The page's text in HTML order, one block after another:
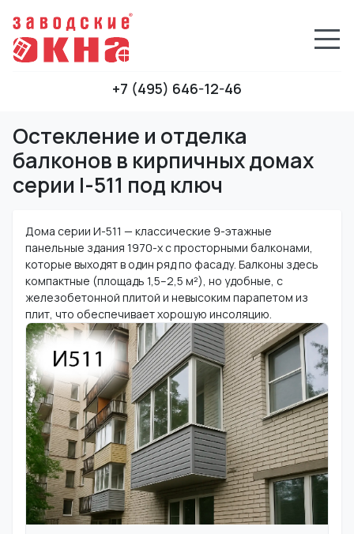
+7 (495) 646-12-46
Остекление и отделка
балконов в кирпичных домах
серии I-511 под ключ
Дома серии И-511 — классические 9-этажные
панельные здания 1970-х с просторными балконами,
которые выходят в один ряд по фасаду. Балконы здесь
компактные (площадь 1,5–2,5 м²), но удобные, с
железобетонной плитой и невысоким парапетом из
плит, что обеспечивает хорошую инсоляцию.